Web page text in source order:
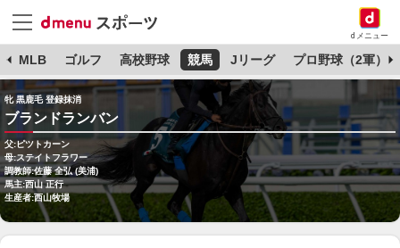
dメニュー
MLB ゴルフ 高校野球 競馬 Jリーグ プロ野球（2軍）
牝 黒鹿毛 登録抹消
ブランドランバン
父:ピツトカーン
母:ステイトフラワー
調教師:佐藤 全弘 (美浦)
馬主:西山 正行
生産者:西山牧場